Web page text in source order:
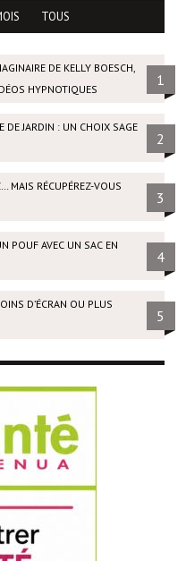
TOUS
DE KELLY BOESCH,
HYPNOTIQUES
1
DE JARDIN : UN CHOIX SAGE
2
MAIS RÉCUPÉREZ-VOUS
3
POUF AVEC UN SAC EN
4
D’ÉCRAN OU PLUS
5